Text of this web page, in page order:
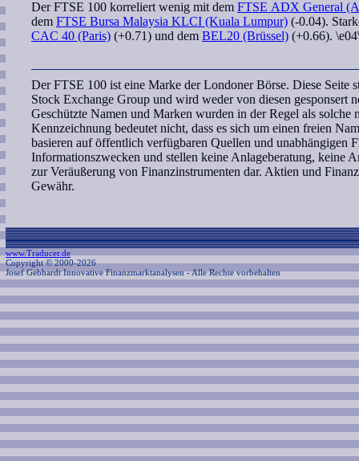
DerFTSE 100 korreliert wenig mit dem FTSE ADX General
dem FTSE Bursa Malaysia KLCI (Kuala Lumpur) (-0.04).
CAC 40 (Paris) (+0.71) und dem BEL20 (Brüssel) (+0.66).
Der FTSE 100 ist eine Marke der Londoner Börse. Diese
Stock Exchange Group und wird weder von diesen gesponsert
Geschützte Namen und Marken wurden in der Regel als
Kennzeichnung bedeutet nicht, dass es sich um einen freien
basieren auf öffentlich verfügbaren Quellen und unabhängigen
Informationszwecken und stellen keine Anlageberatung, keine
zur Veräußerung von Finanzinstrumenten dar. Aktien und
Gewähr.
www.Traducer.de
Copyright © 2000-2026
Josef Gebhardt Innovative Finanzmarktanalysen - Alle Rechte vorbehalten